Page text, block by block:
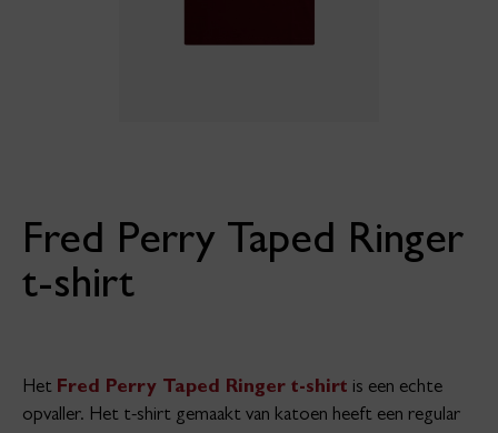
Fred Perry Taped Ringer
t-shirt
Het Fred Perry Taped Ringer t-shirt is een echte
opvaller. Het t-shirt gemaakt van katoen heeft een regular